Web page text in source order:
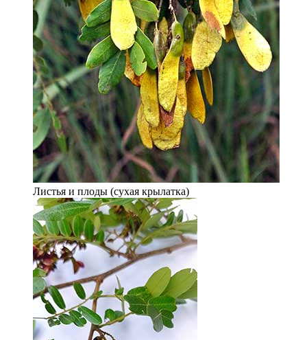
Листья и плоды (сухая крылатка)